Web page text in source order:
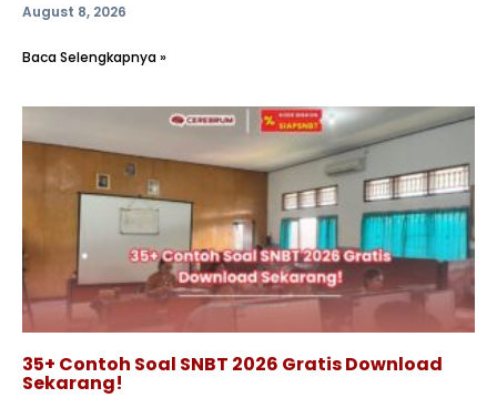
August 8, 2026
Baca Selengkapnya »
35+ Contoh Soal SNBT 2026 Gratis Download
Sekarang!